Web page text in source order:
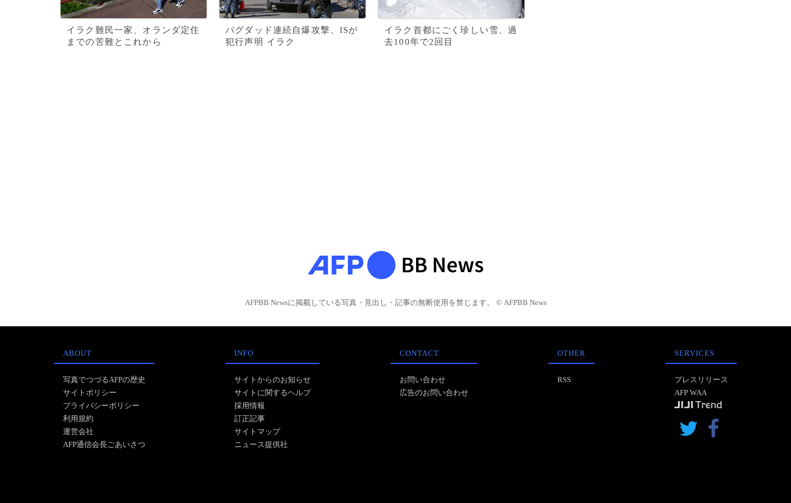
イラク難民一家、オランダ定住
までの苦難とこれから
バグダッド連続自爆攻撃、ISが
犯行声明 イラク
イラク首都にごく珍しい雪、過
去100年で2回目
AFPBB Newsに掲載している写真・見出し・記事の無断使用を禁じます。 © AFPBB News
ABOUT
写真でつづるAFPの歴史
サイトポリシー
プライバシーポリシー
利用規約
運営会社
AFP通信会長ごあいさつ
INFO
サイトからのお知らせ
サイトに関するヘルプ
採用情報
訂正記事
サイトマップ
ニュース提供社
CONTACT
お問い合わせ
広告のお問い合わせ
OTHER
RSS
SERVICES
プレスリリース
AFP WAA